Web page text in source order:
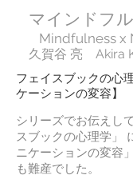
マインドフ
Mindfulness x
久賀谷 亮 Akira
フェイスブックの心
ケーションの変容】
シリーズでお伝えし
スブックの心理学」
ニケーションの変容
も難産でした。